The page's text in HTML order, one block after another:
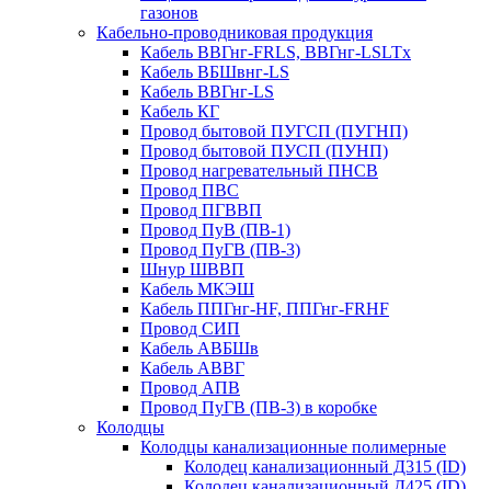
газонов
Кабельно-проводниковая продукция
Кабель ВВГнг-FRLS, ВВГнг-LSLTx
Кабель ВБШвнг-LS
Кабель ВВГнг-LS
Кабель КГ
Провод бытовой ПУГСП (ПУГНП)
Провод бытовой ПУСП (ПУНП)
Провод нагревательный ПНСВ
Провод ПВС
Провод ПГВВП
Провод ПуВ (ПВ-1)
Провод ПуГВ (ПВ-3)
Шнур ШВВП
Кабель МКЭШ
Кабель ППГнг-HF, ППГнг-FRHF
Провод СИП
Кабель АВБШв
Кабель АВВГ
Провод АПВ
Провод ПуГВ (ПВ-3) в коробке
Колодцы
Колодцы канализационные полимерные
Колодец канализационный Д315 (ID)